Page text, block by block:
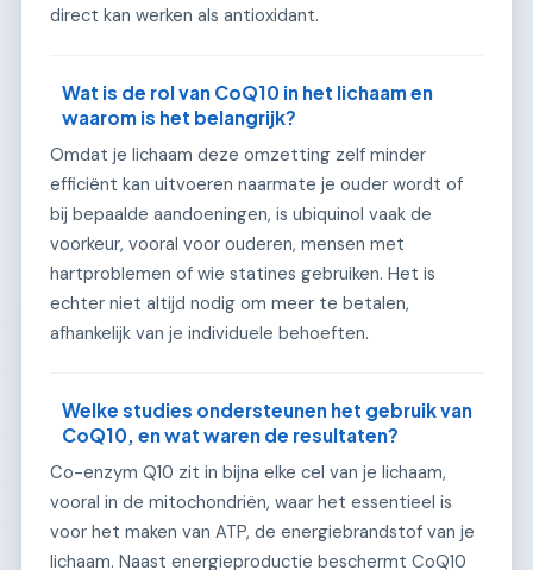
direct kan werken als antioxidant.
Wat is de rol van CoQ10 in het lichaam en
waarom is het belangrijk?
Omdat je lichaam deze omzetting zelf minder
efficiënt kan uitvoeren naarmate je ouder wordt of
bij bepaalde aandoeningen, is ubiquinol vaak de
voorkeur, vooral voor ouderen, mensen met
hartproblemen of wie statines gebruiken. Het is
echter niet altijd nodig om meer te betalen,
afhankelijk van je individuele behoeften.
Welke studies ondersteunen het gebruik van
CoQ10, en wat waren de resultaten?
Co-enzym Q10 zit in bijna elke cel van je lichaam,
vooral in de mitochondriën, waar het essentieel is
voor het maken van ATP, de energiebrandstof van je
lichaam. Naast energieproductie beschermt CoQ10